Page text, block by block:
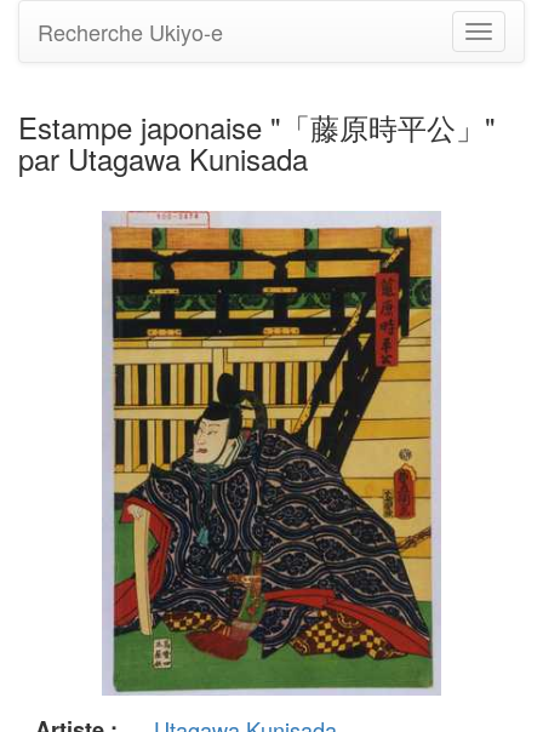
Basculer
la
Recherche Ukiyo-e
Estampe japonaise "「藤原時平公」"
par Utagawa Kunisada